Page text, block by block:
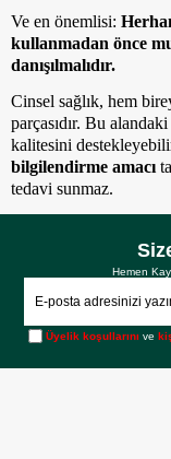
Ve en önemlisi:
kullanmadan önce
danışılmalıdır.
Cinsel sağlık, hem
parçasıdır. Bu
kalitesini
bilgilendirme amacı
tedavi sunmaz.
Hemen
Üyelik koşullarını ve